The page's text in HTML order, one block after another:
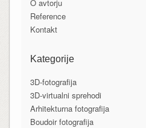
O avtorju
Reference
Kontakt
Kategorije
3D-fotografija
3D-virtualni sprehodi
Arhitekturna fotografija
Boudoir fotografija